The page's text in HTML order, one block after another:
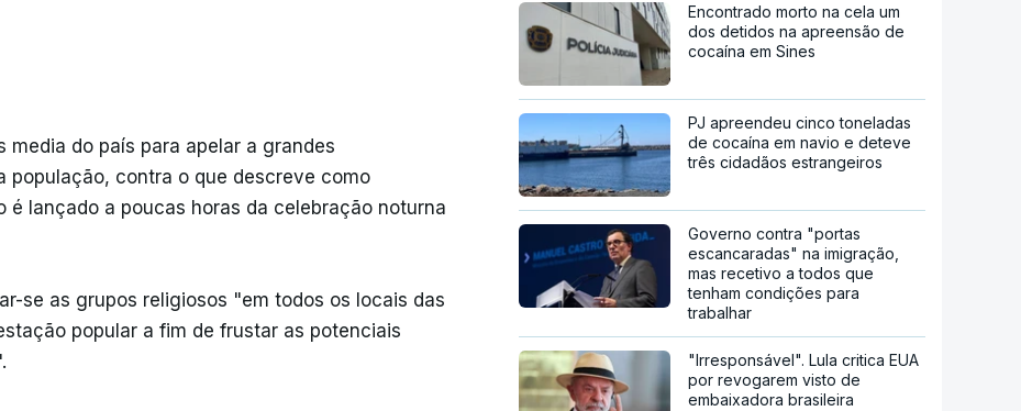
media do país para apelar a grandes
população, contra o que descreve como
é lançado a poucas horas da celebração noturna
se as grupos religiosos "em todos os locais das
popular a fim de frustar as potenciais
Encontrado morto na cela um
dos detidos na apreensão de
cocaína em Sines
PJ apreendeu cinco toneladas
de cocaína em navio e deteve
três cidadãos estrangeiros
Governo contra "portas
escancaradas" na imigração,
mas recetivo a todos que
tenham condições para
trabalhar
"Irresponsável". Lula critica EUA
por revogarem visto de
embaixadora brasileira